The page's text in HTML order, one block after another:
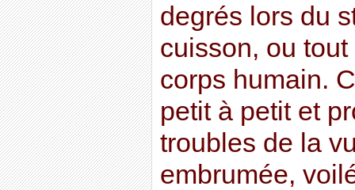
degrés lors du
cuisson, ou
corps humain.
petit à petit et
troubles de la
embrumée,